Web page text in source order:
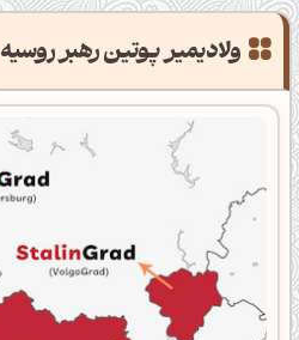
ولادیمیر پوتین رهبر روسیه